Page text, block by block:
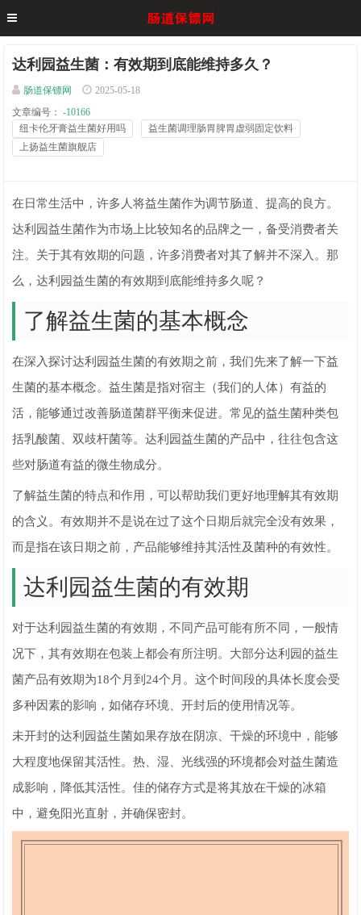
达利园益生菌：有效期到底能维持多久？
肠道保镖网
2025-05-18
文章编号：
-10166
纽卡伦牙膏益生菌好用吗
益生菌调理肠胃脾胃虚弱固定饮料
上扬益生菌旗舰店
在日常生活中，许多人将益生菌作为调节肠道、提高的良方。
达利园益生菌作为市场上比较知名的品牌之一，备受消费者关
注。关于其有效期的问题，许多消费者对其了解并不深入。那
么，达利园益生菌的有效期到底能维持多久呢？
了解益生菌的基本概念
在深入探讨达利园益生菌的有效期之前，我们先来了解一下益
生菌的基本概念。益生菌是指对宿主（我们的人体）有益的
活，能够通过改善肠道菌群平衡来促进。常见的益生菌种类包
括乳酸菌、双歧杆菌等。达利园益生菌的产品中，往往包含这
些对肠道有益的微生物成分。
了解益生菌的特点和作用，可以帮助我们更好地理解其有效期
的含义。有效期并不是说在过了这个日期后就完全没有效果，
而是指在该日期之前，产品能够维持其活性及菌种的有效性。
达利园益生菌的有效期
对于达利园益生菌的有效期，不同产品可能有所不同，一般情
况下，其有效期在包装上都会有所注明。大部分达利园的益生
菌产品有效期为18个月到24个月。这个时间段的具体长度会受
多种因素的影响，如储存环境、开封后的使用情况等。
未开封的达利园益生菌如果存放在阴凉、干燥的环境中，能够
大程度地保留其活性。热、湿、光线强的环境都会对益生菌造
成影响，降低其活性。佳的储存方式是将其放在干燥的冰箱
中，避免阳光直射，并确保密封。